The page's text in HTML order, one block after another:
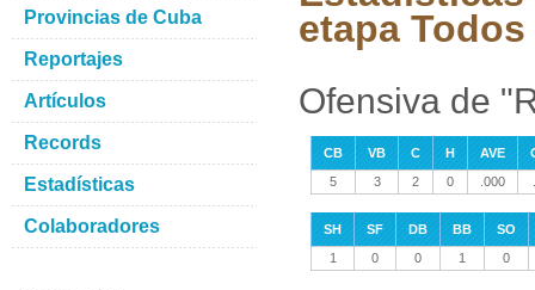
etapa
Ofensiva de
CB VB C H AVE
5
3 2 0 .000
SH SF DB BB
SO
1
0 0 1 0
Provincias de Cuba
Reportajes
Artículos
Records
Estadísticas
Colaboradores